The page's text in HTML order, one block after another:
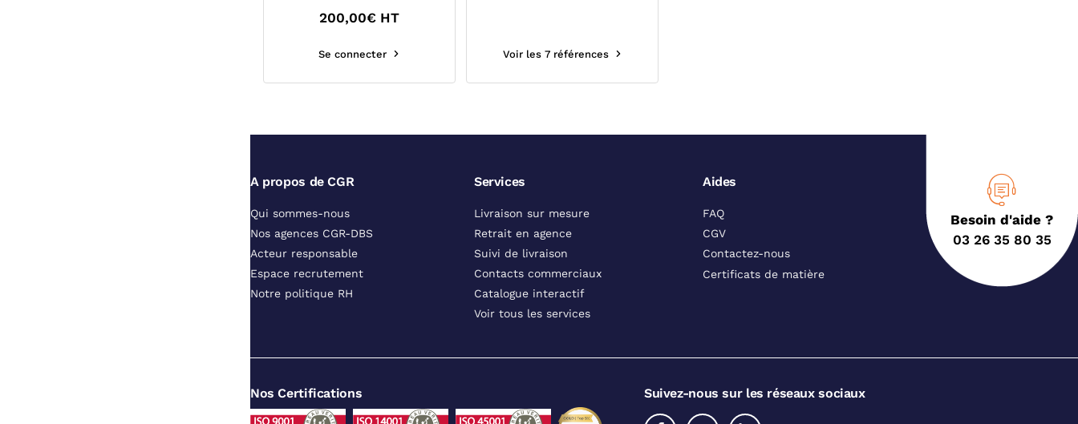
200,00€ HT
Se connecter Voir les 7 références
Besoin d'aide ?
03 26 35 80 35
A propos de CGR
Qui sommes-nous
Nos agences CGR-DBS
Acteur responsable
Espace recrutement
Notre politique RH
Services
Livraison sur mesure
Retrait en agence
Suivi de livraison
Contacts commerciaux
Catalogue interactif
Voir tous les services
Aides
FAQ
CGV
Contactez-nous
Certificats de matière
Nos Certifications Suivez-nous sur les réseaux sociaux